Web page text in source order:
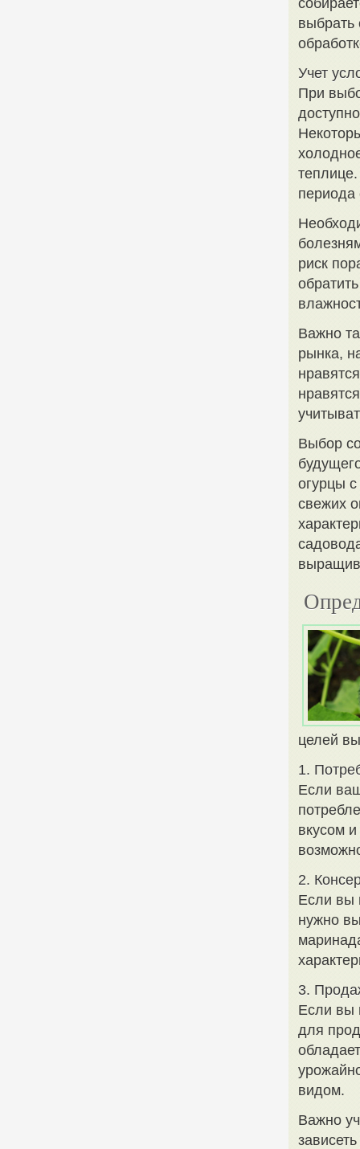
выбрать
Учет
При
периода
риск
Важно
рынка,
Выбор
огурцы
свежих
целей
1.
Если
вкусом
2.
Если вы
нужно
3.
Если вы
для
видом.
Важно